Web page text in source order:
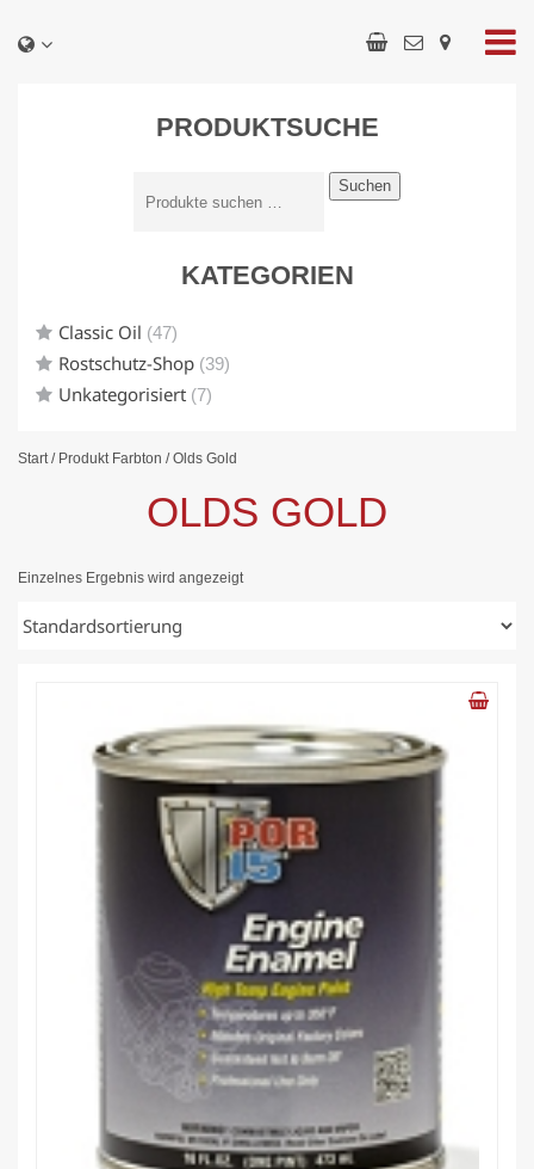
PRODUKTSUCHE
Suchen
KATEGORIEN
Classic Oil (47)
Rostschutz-Shop (39)
Unkategorisiert (7)
Start/ Produkt Farbton / Olds Gold
OLDS GOLD
Einzelnes Ergebnis wird angezeigt